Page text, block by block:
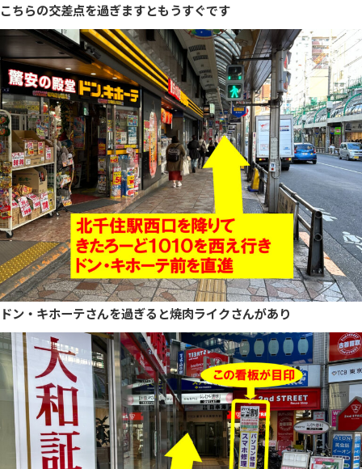
こちらの交差点を過ぎますともうすぐです
ドン・キホーテさんを過ぎると焼肉ライクさんがあり